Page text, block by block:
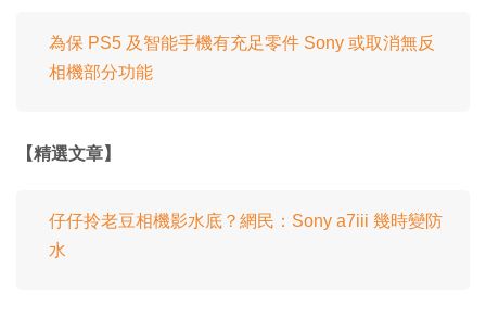
為保 PS5 及智能手機有充足零件 Sony 或取消無反
相機部分功能
【精選文章】
仔仔拎老豆相機影水底？網民：Sony a7iii 幾時變防
水